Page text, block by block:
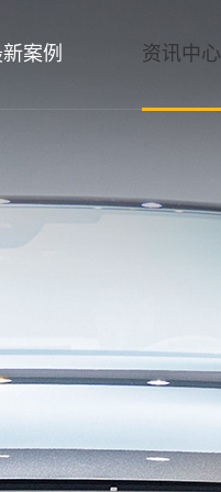
案例 资讯中心